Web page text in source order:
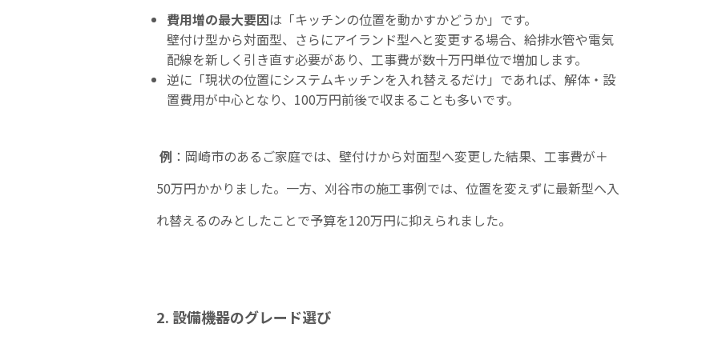
費用増の最大要因は「キッチンの位置を動かすかどうか」です。
壁付け型から対面型、さらにアイランド型へと変更する場合、給排水管や電気
配線を新しく引き直す必要があり、工事費が数十万円単位で増加します。
逆に「現状の位置にシステムキッチンを入れ替えるだけ」であれば、解体・設
置費用が中心となり、100万円前後で収まることも多いです。
例 ：岡崎市のあるご家庭では、壁付けから対面型へ変更した結果、工事費が＋
50万円かかりました。一方、刈谷市の施工事例では、位置を変えずに最新型へ入
れ替えるのみとしたことで予算を120万円に抑えられました。
2. 設備機器のグレード選び